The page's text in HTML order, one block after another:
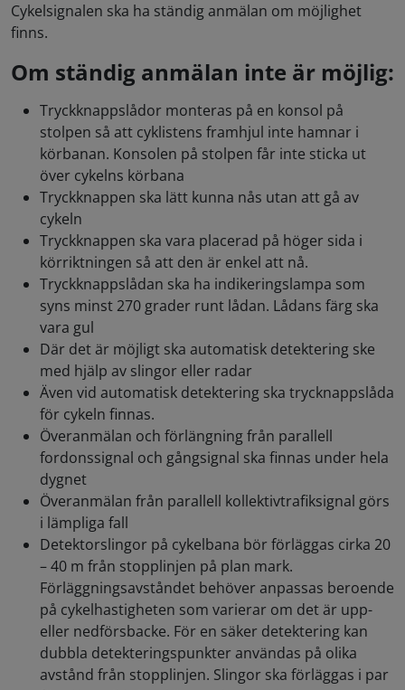
Cykelsignalen ska ha ständig anmälan om möjlighet
finns.
Om ständig anmälan inte är möjlig:
Tryckknappslådor monteras på en konsol på
stolpen så att cyklistens framhjul inte hamnar i
körbanan. Konsolen på stolpen får inte sticka ut
över cykelns körbana
Tryckknappen ska lätt kunna nås utan att gå av
cykeln
Tryckknappen ska vara placerad på höger sida i
körriktningen så att den är enkel att nå.
Tryckknappslådan ska ha indikeringslampa som
syns minst 270 grader runt lådan. Lådans färg ska
vara gul
Där det är möjligt ska automatisk detektering ske
med hjälp av slingor eller radar
Även vid automatisk detektering ska trycknappslåda
för cykeln finnas.
Överanmälan och förlängning från parallell
fordonssignal och gångsignal ska finnas under hela
dygnet
Överanmälan från parallell kollektivtrafiksignal görs
i lämpliga fall
Detektorslingor på cykelbana bör förläggas cirka 20
– 40 m från stopplinjen på plan mark.
Förläggningsavståndet behöver anpassas beroende
på cykelhastigheten som varierar om det är upp-
eller nedförsbacke. För en säker detektering kan
dubbla detekteringspunkter användas på olika
avstånd från stopplinjen. Slingor ska förläggas i par